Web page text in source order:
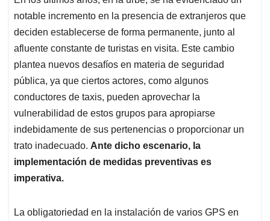
notable incremento en la presencia de extranjeros que
deciden establecerse de forma permanente, junto al
afluente constante de turistas en visita. Este cambio
plantea nuevos desafíos en materia de seguridad
pública, ya que ciertos actores, como algunos
conductores de taxis, pueden aprovechar la
vulnerabilidad de estos grupos para apropiarse
indebidamente de sus pertenencias o proporcionar un
trato inadecuado. Ante dicho escenario, la
implementación de medidas preventivas es
imperativa.
La obligatoriedad en la instalación de varios GPS en